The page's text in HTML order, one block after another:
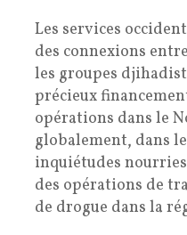
Les services
des connexions
les groupes
précieux
opérations dans le
globalement, dans
inquiétudes
des opérations de
de drogue dans la